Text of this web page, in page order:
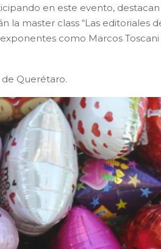
en este evento,
la master class “Las editoriales
como Marcos
Querétaro.